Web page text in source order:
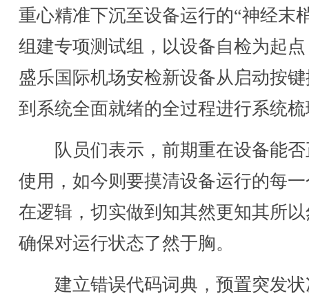
重心精准下沉至设备运行的“神经末
组建专项测试组，以设备自检为起
盛乐国际机场安检新设备从启动按
到系统全面就绪的全过程进行系统
队员们表示，前期重在设备能否
使用，如今则要摸清设备运行的每
在逻辑，切实做到知其然更知其所
确保对运行状态了然于胸。
建立错误代码词典，预置突发状